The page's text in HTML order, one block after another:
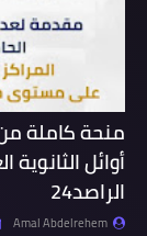
منحة كاملة من
أوائل
الراصد24
Amal Abdelrehem